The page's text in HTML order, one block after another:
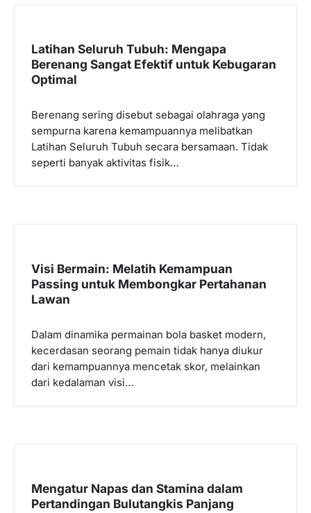
Latihan Seluruh Tubuh: Mengapa
Berenang Sangat Efektif untuk Kebugaran
Optimal
Berenang sering disebut sebagai olahraga yang
sempurna karena kemampuannya melibatkan
Latihan Seluruh Tubuh secara bersamaan. Tidak
seperti banyak aktivitas fisik…
Visi Bermain: Melatih Kemampuan
Passing untuk Membongkar Pertahanan
Lawan
Dalam dinamika permainan bola basket modern,
kecerdasan seorang pemain tidak hanya diukur
dari kemampuannya mencetak skor, melainkan
dari kedalaman visi…
Mengatur Napas dan Stamina dalam
Pertandingan Bulutangkis Panjang